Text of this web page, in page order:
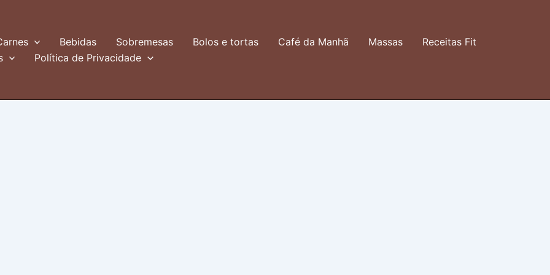
Bebidas Sobremesas Bolos e tortas Café da Manhã Massas
Receitas Fit
Política de Privacidade